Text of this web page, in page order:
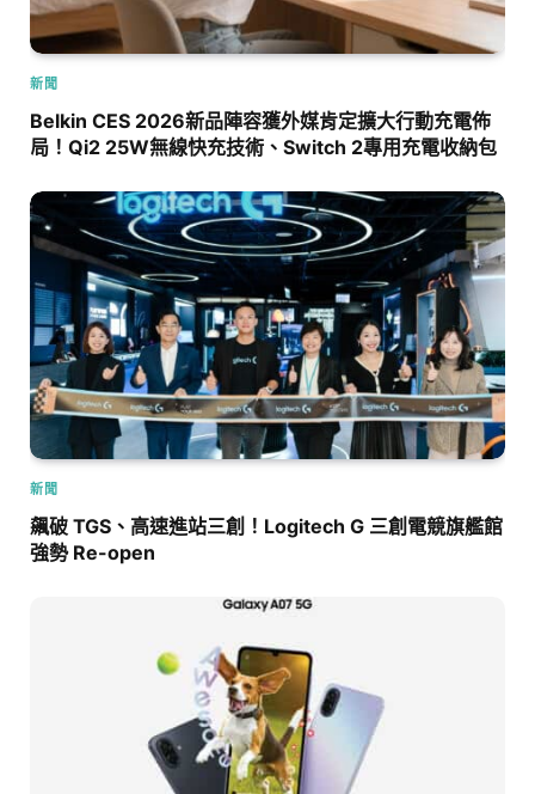
新聞
Belkin CES 2026新品陣容獲外媒肯定擴大行動充電佈
局！Qi2 25W無線快充技術、Switch 2專用充電收納包
新聞
飆破 TGS、高速進站三創！Logitech G 三創電競旗艦館
強勢 Re-open